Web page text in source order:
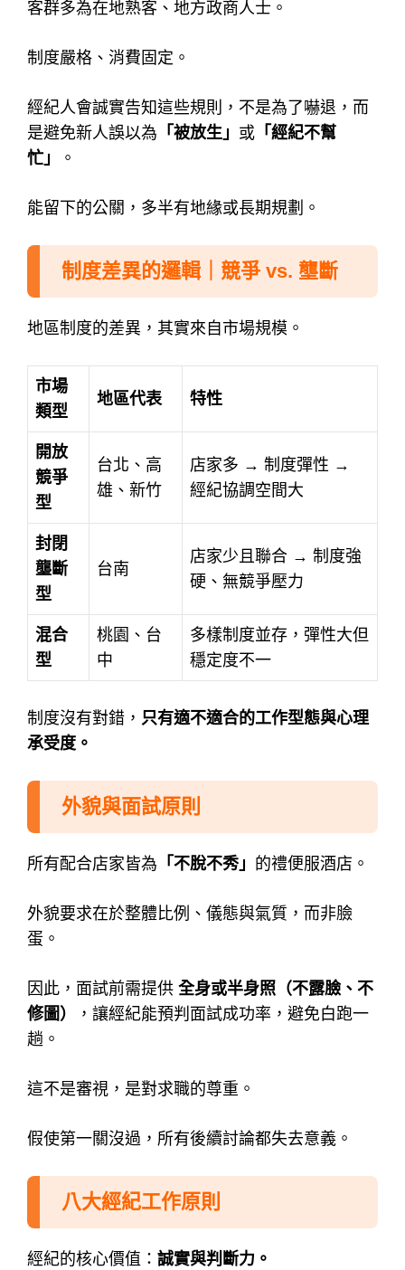
客群多為在地熟客、地方政商人士。
制度嚴格、消費固定。
經紀人會誠實告知這些規則，不是為了嚇退， 而
是避免新人誤以為 「被放生」 或 「經紀不幫
忙」
。
能留下的公關，多半有地緣或長期規劃。
制度差異的邏輯｜競爭 vs. 壟斷
地區制度的差異，其實來自市場規模。
市場
類型
地區代表 特性
開放
競爭
型
台北、高
雄、新竹
店家多 → 制度彈性 →
經紀協調空間大
封閉
壟斷
型
台南
店家少且聯合 → 制度強
硬、無競爭壓力
混合
型
桃園、台
中
多樣制度並存，彈性大但
穩定度不一
制度沒有對錯， 只有適不適合的工作型態與心理
承受度。
外貌與面試原則
所有配合店家皆為 「不脫不秀」 的禮便服酒店。
外貌要求在於整體比例、儀態與氣質，而非臉
蛋。
因此，面試前需提供 全身或半身照（不露臉、不
修圖）
， 讓經紀能預判面試成功率，避免白跑一
趟。
這不是審視，是對求職的尊重。
假使第一關沒過，所有後續討論都失去意義。
八大經紀工作原則
經紀的核心價值： 誠實與判斷力。